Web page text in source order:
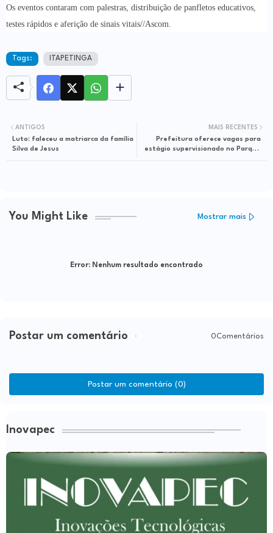
Os eventos contaram com palestras, distribuição de panfletos educativos,
testes rápidos e aferição de sinais vitais//Ascom.
Tags: ITAPETINGA
MAIS RECENTES
Prefeitura oferece vagas para
estágio supervisionado no Parque
ANTIGOS
Luto: faleceu a matriarca da família
Silva de Jesus
You Might Like Mostrar mais
Error: Nenhum resultado encontrado
Postar um comentário 0Comentários
Postar um comentário (0)
Inovapec